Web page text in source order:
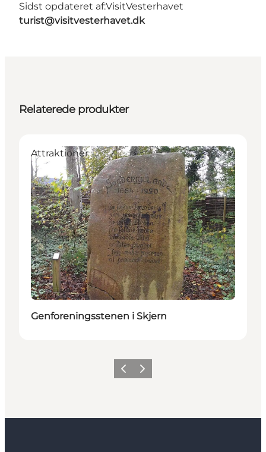
Sidst opdateret af:VisitVesterhavet
turist@visitvesterhavet.dk
Relaterede produkter
Attraktioner
Genforeningsstenen i Skjern
ForrigeNæste